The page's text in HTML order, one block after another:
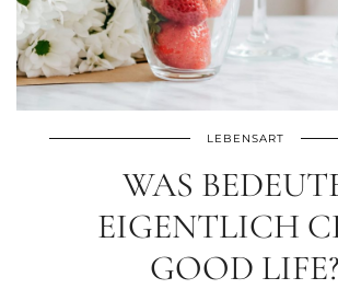
LEBENSART
WAS
EIGENTLICH
GOOD LIFE?